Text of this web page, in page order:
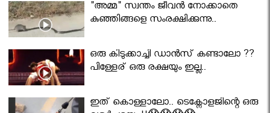
"അമ്മ" സ്വന്തം ജീവൻ നോക്കാതെ
കുഞ്ഞിങ്ങളെ സംരക്ഷിക്കുന്നു..
ഒരു കിടുക്കാച്ചി ഡാൻസ് കണ്ടാലോ ??
പിള്ളേര് ഒരു രക്ഷയും ഇല്ല..
ഇത് കൊള്ളാലോ.. ടെക്നോളജിന്റെ ഒരു